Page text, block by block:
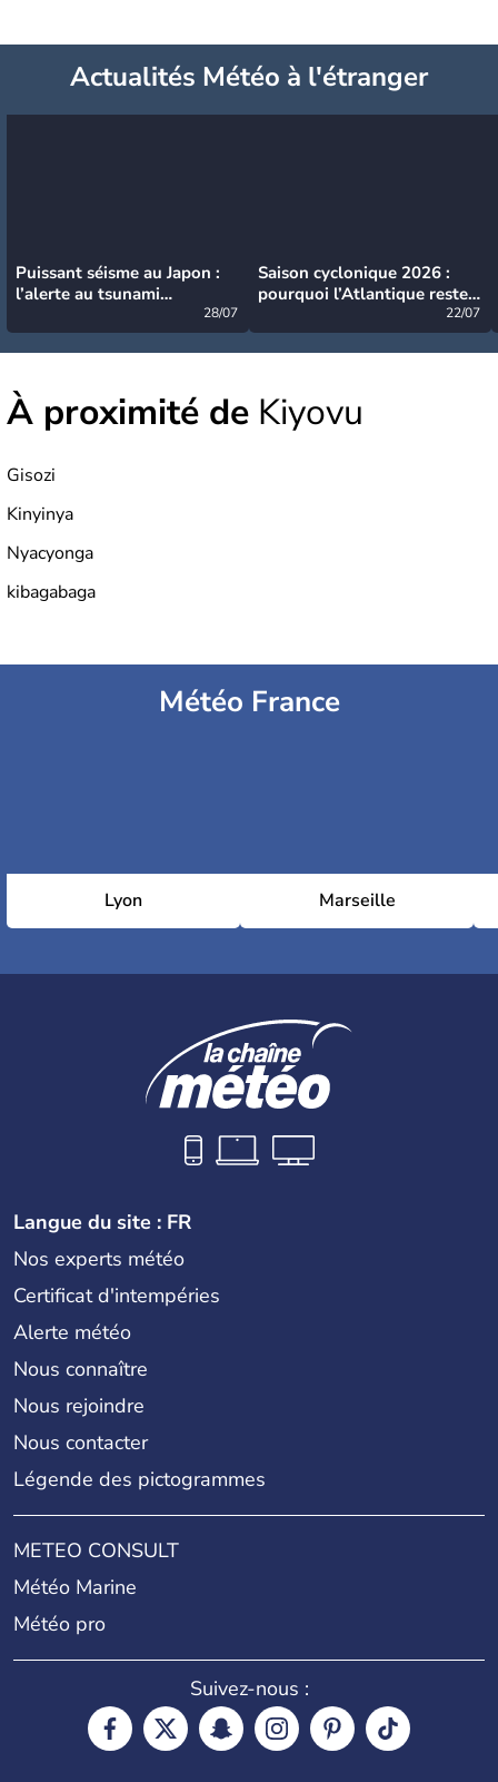
Actualités Météo à l'étranger
Puissant séisme au Japon :
l’alerte au tsunami
28/07
Saison cyclonique 2026 :
pourquoi l’Atlantique reste
22/07
À proximité de Kiyovu
Gisozi
Kinyinya
Nyacyonga
kibagabaga
Météo France
Lyon Marseille
Langue du site : FR
Nos experts météo
Certificat d'intempéries
Alerte météo
Nous connaître
Nous rejoindre
Nous contacter
Légende des pictogrammes
METEO CONSULT
Météo Marine
Météo pro
Suivez-nous :